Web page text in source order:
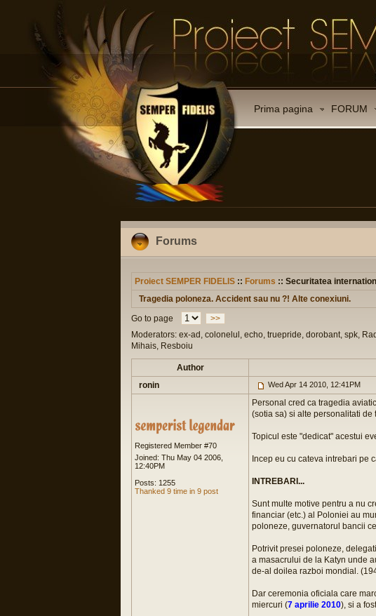
Prima pagina FORUM
Forums
Proiect SEMPER FIDELIS :: Forums :: Securitatea
Tragedia poloneza. Accident sau nu ?! Alte conexiuni.
Go to page
>>
Moderators: ex-ad, colonelul, echo, truepride, dorobant, spk,
Mihais, Resboiu
Author
ronin
Wed Apr 14 2010, 12:41PM
Registered Member #70
Joined: Thu May 04 2006,
12:40PM
Posts: 1255
Thanked 9 time in 9 post
Personal cred ca tragedia
(sotia sa) si alte personalitati de
Topicul este "dedicat" acestui
Incep eu cu cateva intrebari pe
INTREBARI...
Sunt multe motive pentru a nu
financiar (etc.) al Poloniei au
poloneze, guvernatorul bancii
Potrivit presei poloneze,
a masacrului de la Katyn unde
de-al doilea razboi mondial.
Dar ceremonia oficiala care
miercuri (7 aprilie 2010), si a